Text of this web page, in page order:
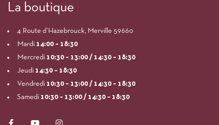
La boutique
4 Route d’Hazebrouck, Merville 59660
Mardi 14:00 – 18:30
Mercredi 10:30 – 13:00 / 14:30 – 18:30
Jeudi 14:30 – 18:30
Vendredi 10:30 – 13:00 / 14:30 – 18:30
Samedi 10:30 – 13:00 / 14:30 – 18:30